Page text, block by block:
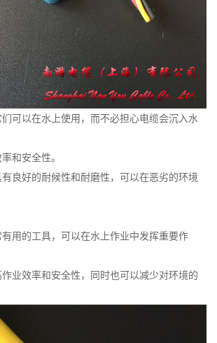
可以在水上使用，而不必担心电缆会沉入水
和安全性。
良好的耐候性和耐磨性，可以在恶劣的环境
用的工具，可以在水上作业中发挥重要作
业效率和安全性，同时也可以减少对环境的